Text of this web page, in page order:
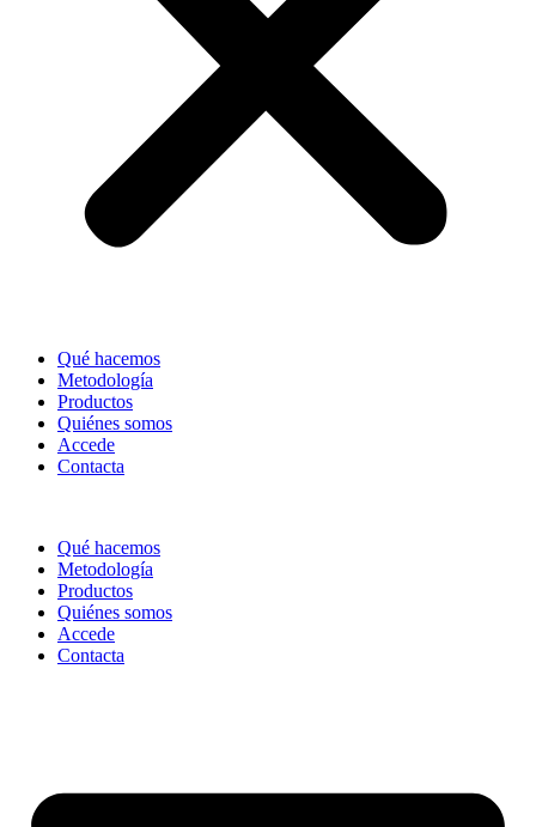
Qué hacemos
Metodología
Productos
Quiénes somos
Accede
Contacta
Qué hacemos
Metodología
Productos
Quiénes somos
Accede
Contacta